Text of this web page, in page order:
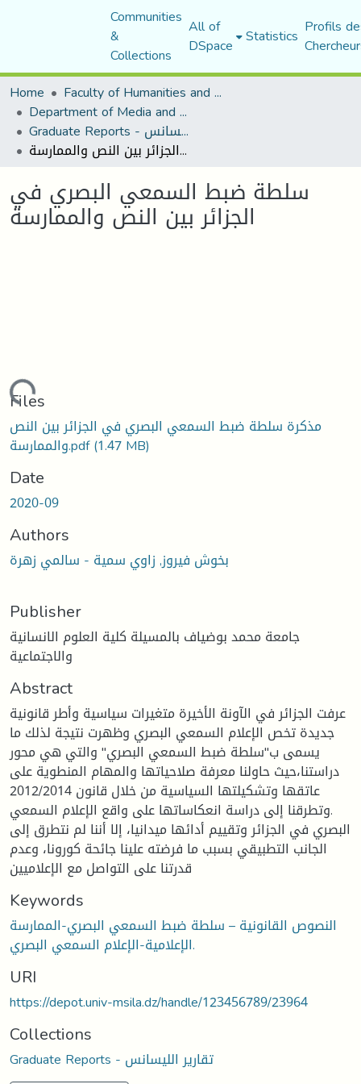
Communities
&
Collections
All of
DSpace Statistics Profils
Home
Faculty of Humanities and Social Sciences
Department of Media and Communication Studies
Graduate Reports - تقارير الليسانس
سلطة ضبط السمعي البصري في الجزائر بين النص والممارسة
سلطة ضبط السمعي البصري في
الجزائر بين النص والممارسة
Loading...
Files
مذكرة سلطة ضبط السمعي البصري في الجزائر بين النص
والممارسة.pdf(1.47 MB)
Date
2020-09
Authors
بخوش فيروز, زاوي سمية - سالمي زهرة
Publisher
جامعة محمد بوضياف بالمسيلة كلية العلوم الانسانية
والاجتماعية
Abstract
عرفت الجزائر في الآونة الأخيرة متغيرات سياسية وأطر قانونية
جديدة تخص الإعلام السمعي البصري وظهرت نتيجة لذلك ما
يسمى ب"سلطة ضبط السمعي البصري" والتي هي محور
دراستنا،حيث حاولنا معرفة صلاحياتها والمهام المنطوية على
عاتقها وتشكيلتها السياسية من خلال قانون 2012/2014
.وتطرقنا إلى دراسة انعكاساتها على واقع الإعلام السمعي
البصري في الجزائر وتقييم أدائها ميدانيا، إلا أننا لم نتطرق إلى
الجانب التطبيقي بسبب ما فرضته علينا جائحة كورونا، وعدم
قدرتنا على التواصل مع الإعلاميين
Keywords
النصوص القانونية – سلطة ضبط السمعي البصري-الممارسة
الإعلامية-الإعلام السمعي البصري.
URI
https://depot.univ-msila.dz/handle/123456789/23964
Collections
Graduate Reports - تقارير الليسانس